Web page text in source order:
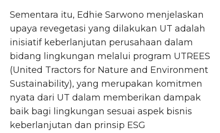
Sementara itu, Edhie Sarwono menjelaskan
upaya revegetasi yang dilakukan UT adalah
inisiatif keberlanjutan perusahaan dalam
bidang lingkungan melalui program UTREES
(United Tractors for Nature and Environment
Sustainability), yang merupakan komitmen
nyata dari UT dalam memberikan dampak
baik bagi lingkungan sesuai aspek bisnis
keberlanjutan dan prinsip ESG